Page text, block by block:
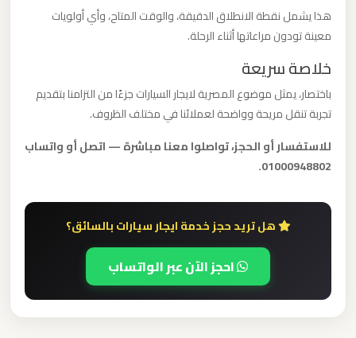
هذا يشمل نقطة الانطلاق الدقيقة، والوقت المتاح، وأي أولويات
معينة تودون مراعاتها أثناء الرحلة.
خلاصة سريعة
باختصار، يمثل موضوع المصرية لايجار السيارات جزءًا من التزامنا بتقديم
تجربة تنقل مريحة وواضحة لعملائنا في مختلف الظروف.
للاستفسار أو الحجز، تواصلوا معنا مباشرة — اتصل أو واتساب
01000948802.
هل تريد حجز خدمة ايجار سيارات بالسائق؟
احجز الآن عبر الواتساب
ليموزين
مطار
العرب
ليموزين
مطار
القاهرة
اسكندرية
القاهرة
الدولي